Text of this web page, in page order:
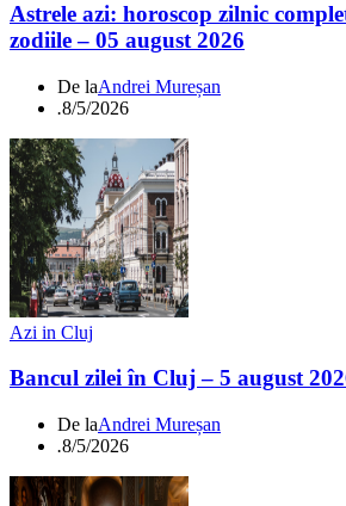
Astrele azi: horoscop zilnic
zodiile – 05 august 2026
De laAndrei Mureșan
.8/5/2026
Azi in Cluj
Bancul zilei în Cluj – 5 august
De laAndrei Mureșan
.8/5/2026